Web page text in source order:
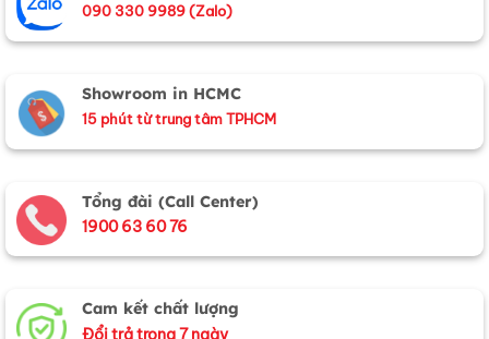
090 330 9989 (Zalo)
Showroom in HCMC
15 phút từ trung tâm TPHCM
Tổng đài (Call Center)
1900 63 60 76
Cam kết chất lượng
Đổi trả trong 7 ngày